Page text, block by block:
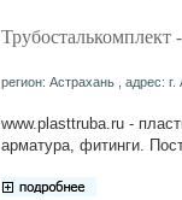
Трубосталькомплект
регион: Астрахань , адрес:
www.plasttruba.ru -
арматура, фитинги.